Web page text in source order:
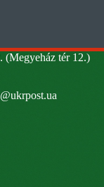
(Megyeház tér 12.)